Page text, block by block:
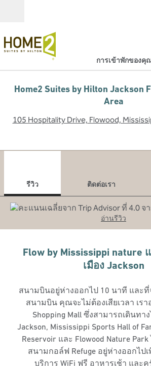
การเข้าพักของคุ
Home2 Suites by Hilton Jackson
Area
105 Hospitality Drive, Flowood,
รีวิว ติดต่อเรา
อ่านรีวิว
Flow by Mississippi nature
เมือง Jackson
สนามบินอยู่ห่างออกไป 10 นาที และ
สนามบิน คุณจะไม่ต้องเสียเวลา เรา
Shopping Mall ซึ่งสามารถเดินทา
Jackson, Mississippi Sports Hall of
Reservoir และ Flowood Nature
สนามกอล์ฟ Refuge อยู่ห่างออกไป
บริการ WiFi ฟรี อาหารเช้า และ